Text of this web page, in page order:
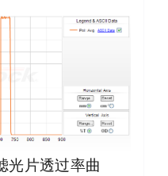
光片透过率曲